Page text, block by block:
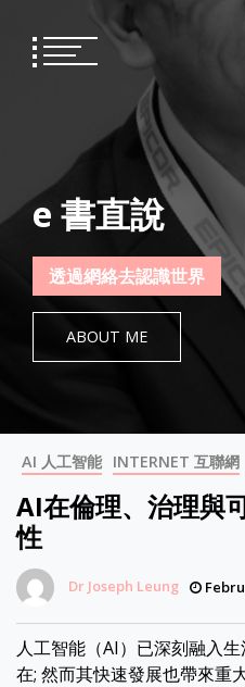
content
e 書直說
透過網絡去認識世界
ABOUT ME
AI 人工智能 INTERNET 互聯網
AI在倫理、治理與
性
Dr Joseph Leung
人工智能（AI）已深刻融入
在; 然而其快速發展也帶來重